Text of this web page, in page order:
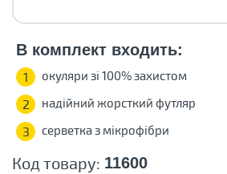
Код товару: 11600
В комплект входить:
1 окуляри зі 100% захистом
2 надійний жорсткий футляр
3 серветка з мікрофібри